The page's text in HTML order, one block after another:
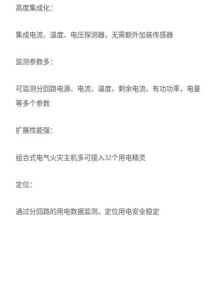
高度集成化：
集成电流、温度、电压探测器，无需额外加装传感器
监测参数多：
可监测分回路电源、电流、温度、剩余电流、有功功率，电量
等多个参数
扩展性能强：
组合式电气火灾主机多可接入32个用电精灵
定位：
通过分回路的用电数据监测，定位用电安全稳定